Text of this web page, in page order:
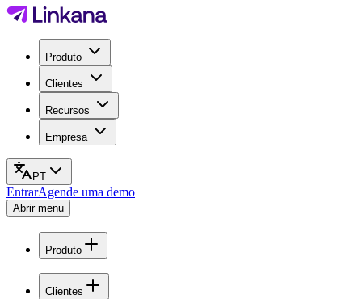
Produto
Clientes
Recursos
Empresa
PT
EntrarAgende uma demo
Abrir menu
Produto
Clientes